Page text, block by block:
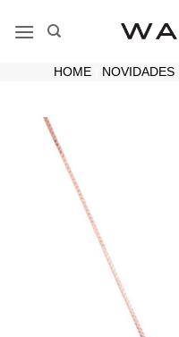
HOME| NOVIDADES|